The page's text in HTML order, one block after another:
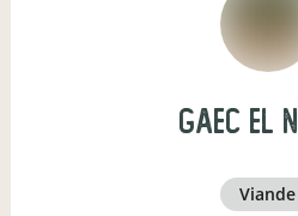
GAEC El
viande